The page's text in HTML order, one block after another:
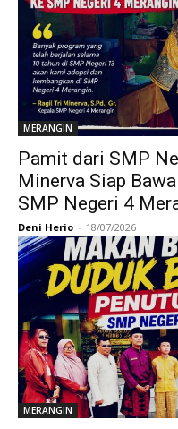
MERANGIN
Pamit dari SMP
Minerva Siap
SMP Negeri 4
Deni Herio - 18/07/2026
MERANGIN